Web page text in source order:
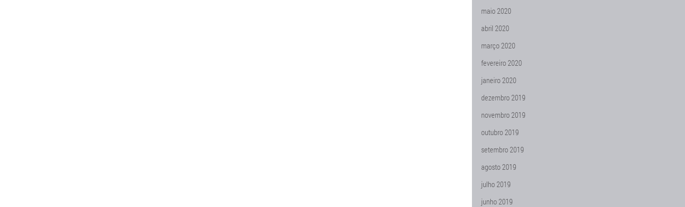
maio 2020
abril 2020
março 2020
fevereiro 2020
janeiro 2020
dezembro 2019
novembro 2019
outubro 2019
setembro 2019
agosto 2019
julho 2019
junho 2019